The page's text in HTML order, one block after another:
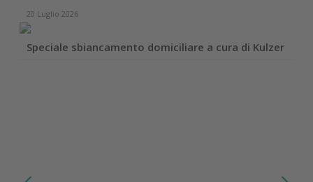
20 Luglio 2026
Speciale sbiancamento domiciliare a cura di Kulzer